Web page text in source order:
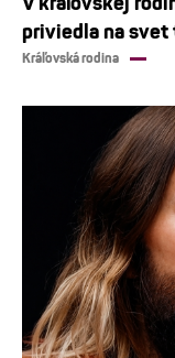
priviedla na svet
Kráľovská rodina